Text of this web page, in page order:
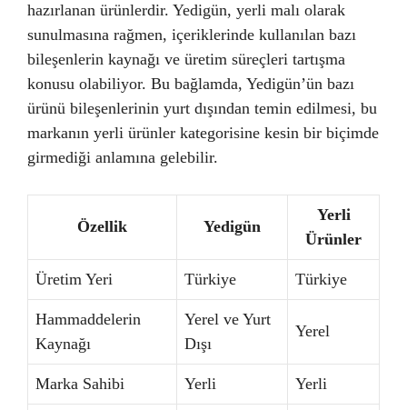
hazırlanan ürünlerdir. Yedigün, yerli malı olarak
sunulmasına rağmen, içeriklerinde kullanılan bazı
bileşenlerin kaynağı ve üretim süreçleri tartışma
konusu olabiliyor. Bu bağlamda, Yedigün’ün bazı
ürünü bileşenlerinin yurt dışından temin edilmesi, bu
markanın yerli ürünler kategorisine kesin bir biçimde
girmediği anlamına gelebilir.
Özellik Yedigün
Yerli
Ürünler
Üretim Yeri Türkiye Türkiye
Hammaddelerin
Kaynağı
Yerel ve Yurt
Dışı
Yerel
Marka Sahibi Yerli Yerli